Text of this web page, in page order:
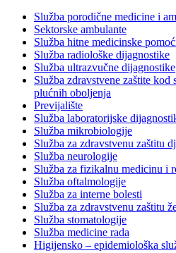
Služba porodične medicine i
Sektorske ambulante
Služba hitne medicinske
Služba radiološke dijagnostike
Služba ultrazvučne dijagnostike
Služba zdravstvene zaštite
plućnih oboljenja
Previjalište
Služba laboratorijske
Služba mikrobiologije
Služba za zdravstvenu zaštitu
Služba neurologije
Služba za fizikalnu medicinu i
Služba oftalmologije
Služba za interne bolesti
Služba za zdravstvenu zaštitu
Služba stomatologije
Služba medicine rada
Higijensko – epidemiološka